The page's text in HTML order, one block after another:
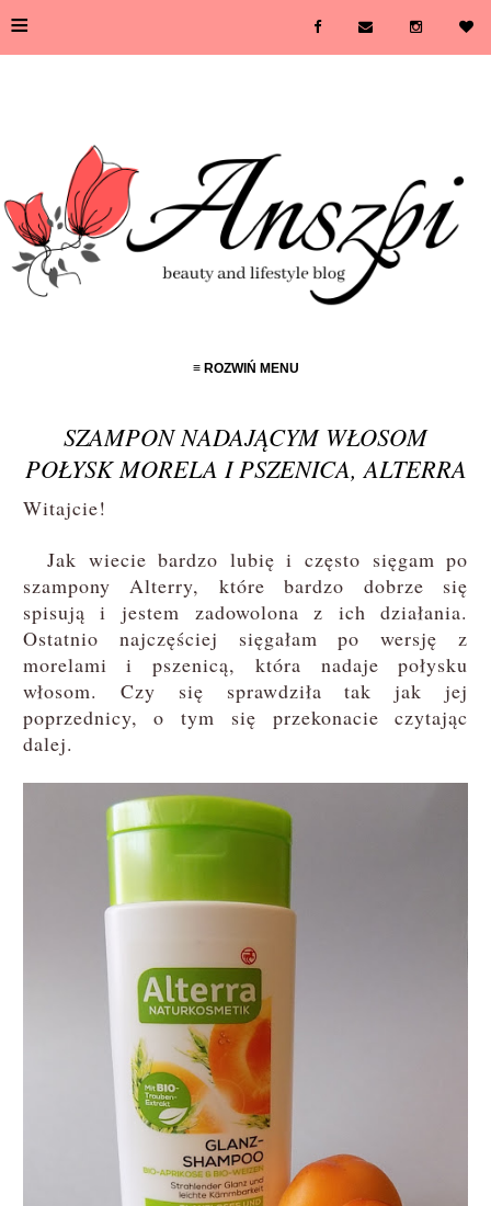
≡
≡ ROZWIŃ MENU
SZAMPON NADAJĄCYM WŁOSOM
POŁYSK MORELA I PSZENICA, ALTERRA
Witajcie!
Jak wiecie bardzo lubię i często sięgam po
szampony Alterry, które bardzo dobrze się
spisują i jestem zadowolona z ich działania.
Ostatnio najczęściej sięgałam po wersję z
morelami i pszenicą, która nadaje połysku
włosom. Czy się sprawdziła tak jak jej
poprzednicy, o tym się przekonacie czytając
dalej.